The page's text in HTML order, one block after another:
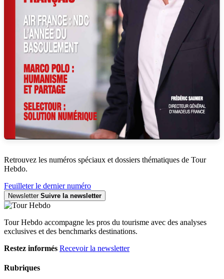
Retrouvez les numéros spéciaux et dossiers thématiques de Tour
Hebdo.
Feuilleter le dernier numéro
Newsletter Suivre la newsletter
Tour Hebdo accompagne les pros du tourisme avec des analyses
exclusives et des benchmarks destinations.
Restez informés Recevoir la newsletter
Rubriques